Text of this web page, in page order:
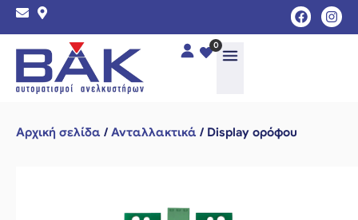
0
Αρχική σελίδα / Ανταλλακτικά / Display ορόφου